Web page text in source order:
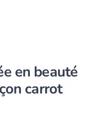
en beauté
carrot